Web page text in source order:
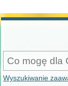
Wyszukiwanie